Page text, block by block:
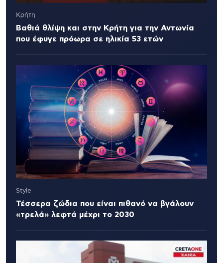
Κρήτη
Βαθιά θλίψη και στην Κρήτη για την Αντωνία
που έφυγε πρόωρα σε ηλικία 53 ετών
Style
Τέσσερα ζώδια που είναι πιθανό να βγάλουν
«τρελά» λεφτά μέχρι το 2030